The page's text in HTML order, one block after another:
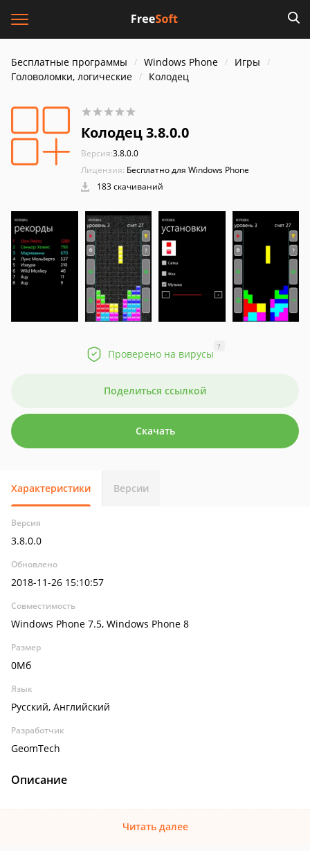
Бесплатные программы Windows Phone
Игры
Головоломки, логические
Колодец
Колодец 3.8.0.0
Версия:3.8.0.0
Лицензия: Бесплатно для Windows Phone
183 скачиваний
Проверено на вирусы
?
Поделиться ссылкой
Скачать
Характеристики Версии
Версия
3.8.0.0
Обновлено
2018-11-26 15:10:57
Совместимость
Windows Phone 7.5, Windows Phone 8
Размер
0Мб
Язык
Русский, Английский
Разработчик
GeomTech
Описание
Читать далее